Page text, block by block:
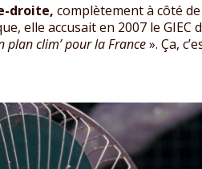
droite, complètement à côté
elle accusait en 2007 le GIEC
plan clim’ pour la France». Ça,